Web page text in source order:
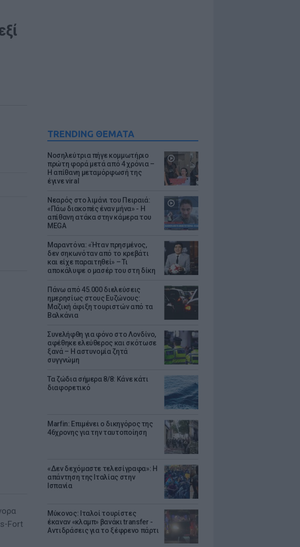
TRENDING ΘΕΜΑΤΑ
Νοσηλεύτρια πήγε κομμωτήριο
πρώτη φορά μετά από 4 χρόνια –
Η απίθανη μεταμόρφωσή της
έγινε viral
Νεαρός στο λιμάνι του Πειραιά:
«Πάω διακοπές έναν μήνα» - Η
απίθανη ατάκα στην κάμερα του
MEGA
Μαραντόνα: «Ήταν πρησμένος,
δεν σηκωνόταν από το κρεβάτι
και είχε παραιτηθεί» – Τι
αποκάλυψε ο μασέρ του στη δίκη
Πάνω από 45.000 διελεύσεις
ημερησίως στους Ευζώνους:
Μαζική άφιξη τουριστών από τα
Βαλκάνια
Συνελήφθη για φόνο στο Λονδίνο,
αφέθηκε ελεύθερος και σκότωσε
ξανά – Η αστυνομία ζητά
συγγνώμη
Τα ζώδια σήμερα 8/8: Κάνε κάτι
διαφορετικό
Marfin: Επιμένει ο δικηγόρος της
46χρονης για την ταυτοποίηση
«Δεν δεχόμαστε τελεσίγραφα»: Η
απάντηση της Ιταλίας στην
Ισπανία
Μύκονος: Ιταλοί τουρίστες
έκαναν «κλαμπ» βανάκι transfer -
Αντιδράσεις για το ξέφρενο πάρτι
Fort